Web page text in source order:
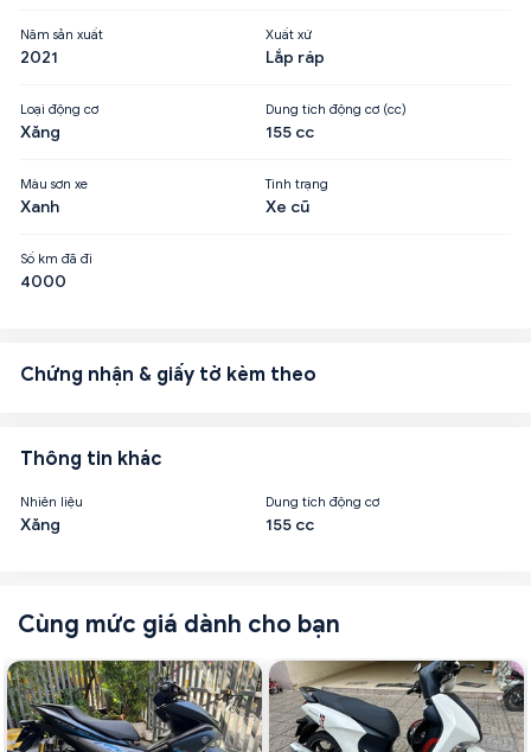
Năm sản xuất
2021
Xuất xứ
Lắp ráp
Loại động cơ
Xăng
Dung tích động cơ (cc)
155 cc
Màu sơn xe
Xanh
Tình trạng
Xe cũ
Số km đã đi
4000
Chứng nhận & giấy tờ kèm theo
Thông tin khác
Nhiên liệu
Xăng
Dung tích động cơ
155 cc
Cùng mức giá dành cho bạn